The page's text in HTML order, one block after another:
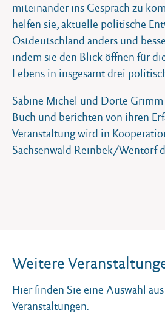
miteinander ins Gespräch zu
helfen sie, aktuelle politische
Ostdeutschland anders und
indem sie den Blick öffnen für
Lebens in insgesamt drei
Sabine Michel und Dörte Grimm
Buch und berichten von ihren
Veranstaltung wird in
Sachsenwald Reinbek/Wentorf
Weitere
Hier finden Sie eine Auswahl
Veranstaltungen.